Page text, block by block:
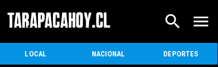
LOCAL NACIONAL DEPORTES